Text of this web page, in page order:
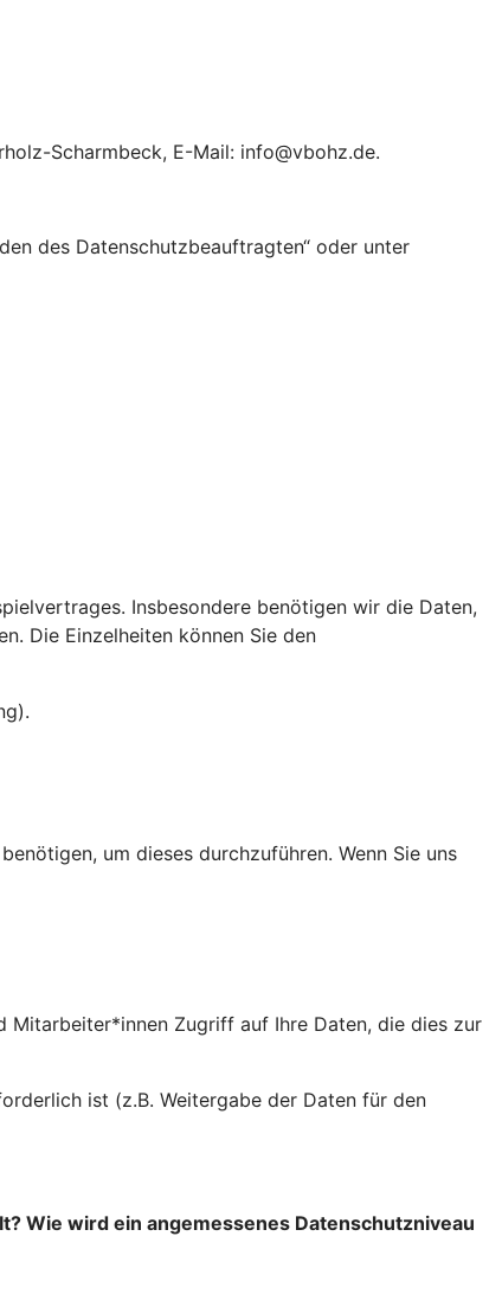
Scharmbeck, E-Mail: info@vbohz.de.
des Datenschutzbeauftragten“ oder unter
Insbesondere benötigen wir die Daten,
Die Einzelheiten können Sie den
um dieses durchzuführen. Wenn Sie uns
Mitarbeiter*innen Zugriff auf Ihre Daten, die dies zur
ist (z.B. Weitergabe der Daten für den
Wie wird ein angemessenes Datenschutzniveau